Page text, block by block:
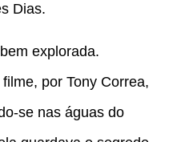
Dias.
explorada.
por Tony Correa,
se nas águas do